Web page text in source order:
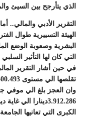
الذي يتأرجح بين السيئ
التقرير الأدبي والمالي..
الهيئة التسييرية طوال
البشرية وصعوبة الوضع
التي كان لها التأثير
3.912.286دينارا
الكبرى التي تعانيها